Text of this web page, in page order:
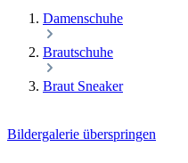
Damenschuhe
Brautschuhe
Braut Sneaker
Bildergalerie überspringen